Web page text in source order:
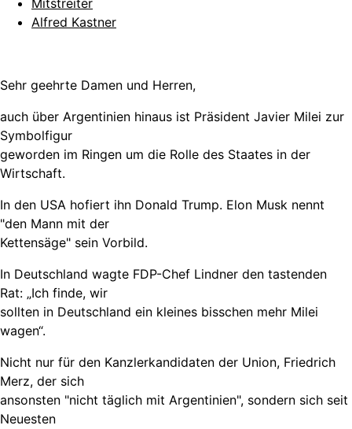
Mitstreiter
Alfred Kastner
Sehr geehrte Damen und Herren,
auch über Argentinien hinaus ist Präsident Javier Milei zur
Symbolfigur
geworden im Ringen um die Rolle des Staates in der
Wirtschaft.
In den USA hofiert ihn Donald Trump. Elon Musk nennt
"den Mann mit der
Kettensäge" sein Vorbild.
In Deutschland wagte FDP-Chef Lindner den tastenden
Rat: „Ich finde, wir
sollten in Deutschland ein kleines bisschen mehr Milei
wagen“.
Nicht nur für den Kanzlerkandidaten der Union, Friedrich
Merz, der sich
ansonsten "nicht täglich mit Argentinien", sondern sich seit
Neuesten